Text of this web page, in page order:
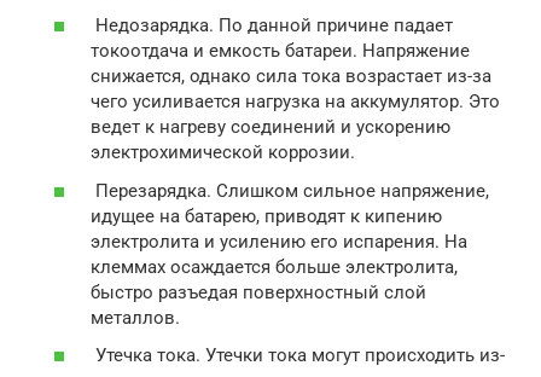
Недозарядка. По данной причине падает
токоотдача и емкость батареи. Напряжение
снижается, однако сила тока возрастает из-за
чего усиливается нагрузка на аккумулятор. Это
ведет к нагреву соединений и ускорению
электрохимической коррозии.
Перезарядка. Слишком сильное напряжение,
идущее на батарею, приводят к кипению
электролита и усилению его испарения. На
клеммах осаждается больше электролита,
быстро разъедая поверхностный слой
металлов.
Утечка тока. Утечки тока могут происходить из-